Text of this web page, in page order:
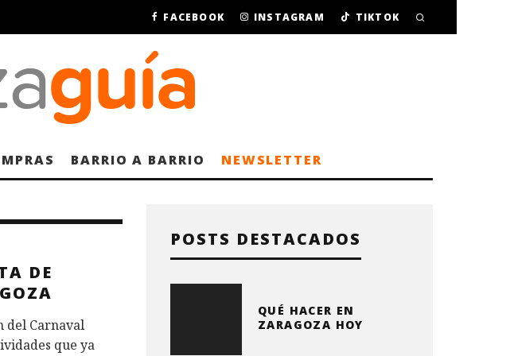
FACEBOOK INSTAGRAM TIKTOK
BARRIO A BARRIO NEWSLETTER
DE
del Carnaval
que ya
POSTS DESTACADOS
QUÉ HACER EN
ZARAGOZA HOY